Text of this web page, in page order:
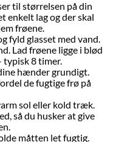
til størrelsen på din
enkelt lag og der skal
frøene.
fyld glasset med vand.
Lad frøene ligge i blød
typisk 8 timer.
hænder grundigt.
de fugtige frø på
sol eller kold træk.
så du husker at give
måtten let fugtig.